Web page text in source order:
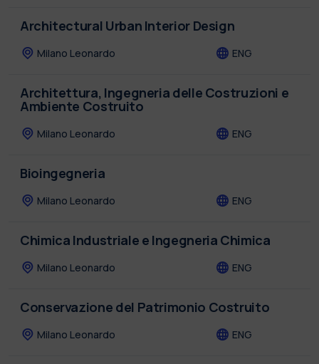
Architectural Urban Interior Design
Milano Leonardo ENG
Architettura, Ingegneria delle Costruzioni e
Ambiente Costruito
Milano Leonardo ENG
Bioingegneria
Milano Leonardo ENG
Chimica Industriale e Ingegneria Chimica
Milano Leonardo ENG
Conservazione del Patrimonio Costruito
Milano Leonardo ENG